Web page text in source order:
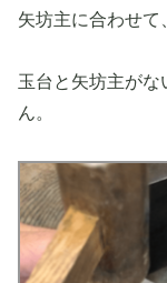
矢坊主に合わせて
玉台と矢坊主が
ん。